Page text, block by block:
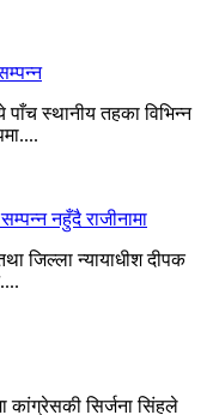
स्थानीय तहका विभिन्न
नहुँदै राजीनामा
जिल्ला न्यायाधीश दीपक
कांग्रेसकी सिर्जना सिंहले